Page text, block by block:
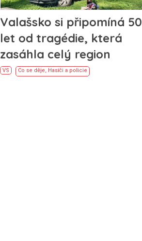
Valašsko si připomíná 50
let od tragédie, která
zasáhla celý region
VS Co se děje, Hasiči a policie